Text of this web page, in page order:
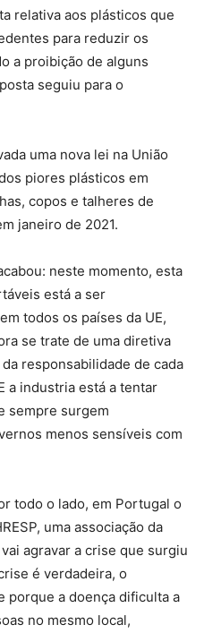
relativa aos plásticos que
para reduzir os
a proibição de alguns
seguiu para o
uma nova lei na União
piores plásticos em
copos e talheres de
janeiro de 2021.
neste momento, esta
está a ser
todos os países da UE,
se trate de uma diretiva
responsabilidade de cada
a industria está a tentar
sempre surgem
menos sensíveis com
todo o lado, em Portugal o
uma associação da
agravar a crise que surgiu
é verdadeira, o
porque a doença dificulta a
no mesmo local,